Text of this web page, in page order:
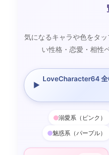
気になるキャラや色をタ
い性格・恋愛・相性
▶
LoveCharacter64
溺愛系（ピンク）
魅惑系（パープル）